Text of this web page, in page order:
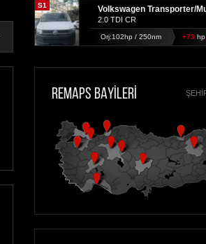
S1 Volkswagen Transporter/
2.0 TDI CR
Orj:102hp / 250nm +73 hp
REMAPS BAYİLERİ